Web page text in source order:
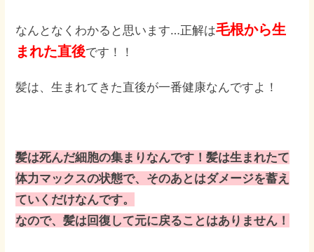
なんとなくわかると思います…正解は毛根から生
まれた直後です！！
髪は、生まれてきた直後が一番健康なんですよ！
髪は死んだ細胞の集まりなんです！髪は生まれたて
体力マックスの状態で、そのあとはダメージを蓄え
ていくだけなんです。
なので、髪は回復して元に戻ることはありません！